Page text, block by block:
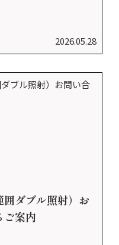
2026.05.28
囲ダブル照射）お
ご案内